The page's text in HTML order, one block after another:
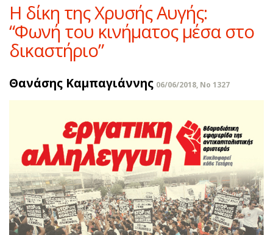
Η δίκη της Χρυσής Αυγής:
“Φωνή του κινήματος μέσα στο
δικαστήριο”
Θανάσης Καμπαγιάννης 06/06/2018, No 1327